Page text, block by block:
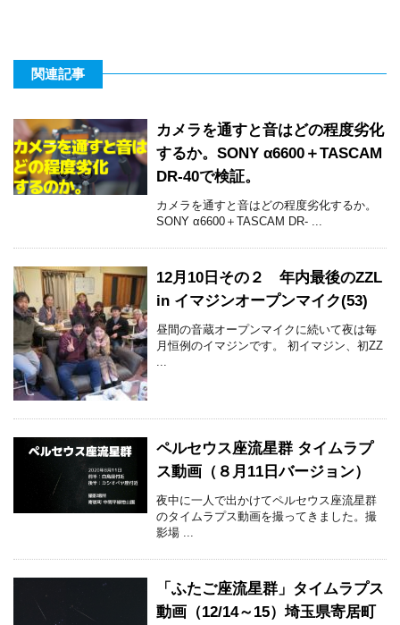
関連記事
カメラを通すと音はどの程度劣化
するか。SONY α6600＋TASCAM
DR-40で検証。
カメラを通すと音はどの程度劣化するか。
SONY α6600＋TASCAM DR- ...
12月10日その２ 年内最後のZZL
in イマジンオープンマイク(53)
昼間の音蔵オープンマイクに続いて夜は毎
月恒例のイマジンです。 初イマジン、初ZZ
...
ペルセウス座流星群 タイムラプ
ス動画（８月11日バージョン）
夜中に一人で出かけてペルセウス座流星群
のタイムラプス動画を撮ってきました。撮
影場 ...
「ふたご座流星群」タイムラプス
動画（12/14～15）埼玉県寄居町